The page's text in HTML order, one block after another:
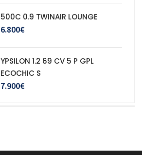
500C 0.9 TWINAIR LOUNGE
6.800€
YPSILON 1.2 69 CV 5 P GPL
ECOCHIC S
7.900€